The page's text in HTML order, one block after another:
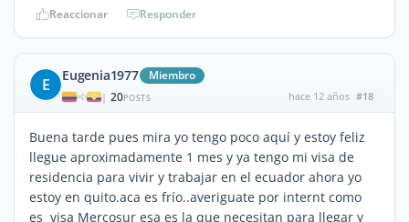
Reaccionar Responder
E Eugenia1977 Miembro
| 20POSTS hace 12 años #18
Buena tarde pues mira yo tengo poco aquí y estoy feliz
llegue aproximadamente 1 mes y ya tengo mi visa de
residencia para vivir y trabajar en el ecuador ahora yo
estoy en quito.aca es frío..averiguate por internt como
es visa Mercosur esa es la que necesitan para llegar y